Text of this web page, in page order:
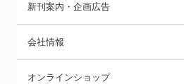
新刊案内・企画広告
会社情報
オンラインショップ